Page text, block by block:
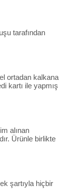
tarafından
ortadan kalkana
kartı ile yapmış
alınan
Ürünle birlikte
şartıyla hiçbir